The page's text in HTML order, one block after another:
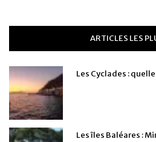
ARTICLES LES
Les Cyclades :
Les îles Baléares :